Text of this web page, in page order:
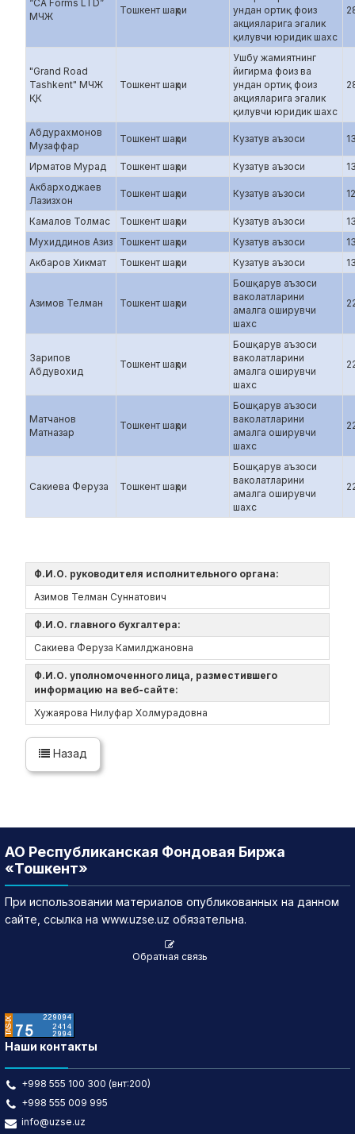
“CA Forms LTD”
МЧЖ
Тошкент шаҳри
ундан ортиқ фоиз
акцияларига эгалик
қилувчи юридик шахс
"Grand Road
Tashkent" МЧЖ
ҚК
Тошкент шаҳри
Ушбу жамиятнинг
йигирма фоиз ва
ундан ортиқ фоиз
акцияларига эгалик
қилувчи юридик шахс
Абдурахмонов
Музаффар
Тошкент шаҳри Кузатув аъзоси
Ирматов Мурад Тошкент шаҳри Кузатув аъзоси
Акбарходжаев
Лазизхон
Тошкент шаҳри Кузатув аъзоси
Камалов Толмас Тошкент шаҳри Кузатув аъзоси
Мухиддинов Азиз
Тошкент шаҳри Кузатув аъзоси
Акбаров Хикмат
Тошкент шаҳри Кузатув аъзоси
Азимов Телман Тошкент шаҳри
Бошқарув аъзоси
ваколатларини
амалга оширувчи
шахс
Зарипов
Абдувохид
Тошкент шаҳри
Бошқарув аъзоси
ваколатларини
амалга оширувчи
шахс
Матчанов
Матназар
Тошкент шаҳри
Бошқарув аъзоси
ваколатларини
амалга оширувчи
шахс
Сакиева Феруза Тошкент шаҳри
Бошқарув аъзоси
ваколатларини
амалга оширувчи
шахс
Ф.И.О. руководителя исполнительного органа:
Азимов Телман Суннатович
Ф.И.О. главного бухгалтера:
Сакиева Феруза Камилджановна
Ф.И.О. уполномоченного лица, разместившего
информацию на веб-сайте:
Хужаярова Нилуфар Холмурадовна
Назад
АО Республиканская Фондовая Биржа
«Тошкент»
При использовании материалов опубликованных на данном
сайте, ссылка на www.uzse.uz обязательна.
Обратная связь
Наши контакты
+998 555 100 300 (внт:200)
+998 555 009 995
info@uzse.uz